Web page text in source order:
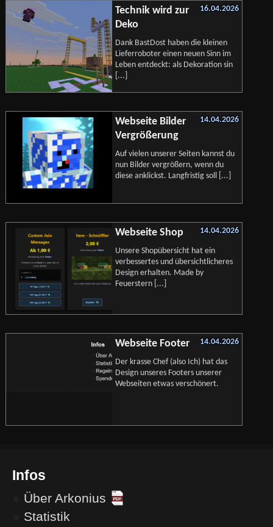
Technik wird zur
Deko
16.04.2026
Dank BastDost haben die kleinen
Lieferroboter einen neuen Sinn im
Leben entdeckt: als Dekoration sin
[...]
Webseite Bilder
Vergrößerung
14.04.2026
Auf vielen unserer Seiten kannst du
nun Bilder vergrößern, wenn du
diese anklickst. Langfristig soll [...]
Webseite Shop 14.04.2026
Unsere Shopübersicht hat ein
verbessertes und übersichtlicheres
Design erhalten. Made by
Feuerstern [...]
Webseite Footer 14.04.2026
Der krasse Chef (also Ich) hat das
Design unseres Footers unserer
Webseiten etwas verschönert.
Infos
Über Arkonius
Statistik